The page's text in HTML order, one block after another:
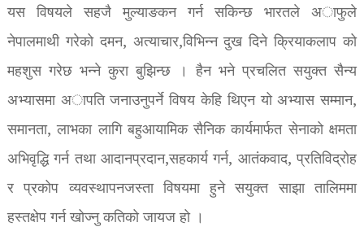
यस विषयले सहजै मुल्याङकन गर्न सकिन्छ भारतले अाफुले
नेपालमाथी गरेको दमन, अत्याचार,विभिन्न दुख दिने क्रियाकलाप को
महशुस गरेछ भन्ने कुरा बुझिन्छ । हैन भने प्रचलित सयुक्त सैन्य
अभ्यासमा अापति जनाउनुपर्ने विषय केहि थिएन यो अभ्यास सम्मान,
समानता, लाभका लागि बहुआयामिक सैनिक कार्यमार्फत सेनाको क्षमता
अभिवृद्धि गर्न तथा आदानप्रदान,सहकार्य गर्न, आतंकवाद, प्रतिविद्रोह
र प्रकोप व्यवस्थापनजस्ता विषयमा हुने सयुक्त साझा तालिममा
हस्तक्षेप गर्न खोज्नु कतिको जायज हो ।